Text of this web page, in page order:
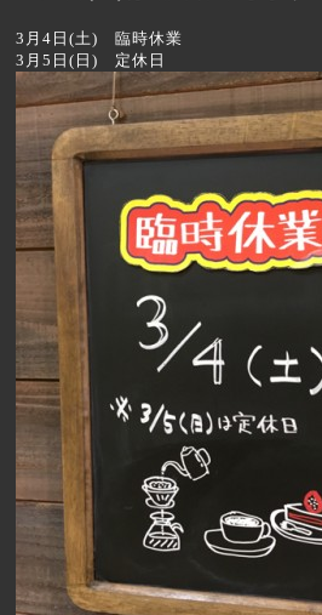
3月4日(土) 臨時休業
3月5日(日) 定休日